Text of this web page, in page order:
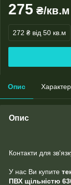
275 ₴/кв.м
272 ₴ від 50 кв.м
Опис
Опис
Контакти для
У нас Ви купите
ПВХ щільністю